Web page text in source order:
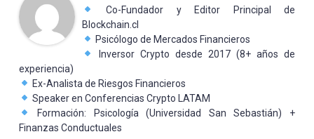
Co-Fundador y Editor Principal de
Blockchain.cl
Psicólogo de Mercados Financieros
Inversor Crypto desde 2017 (8+ años de
experiencia)
Ex-Analista de Riesgos Financieros
Speaker en Conferencias Crypto LATAM
Formación: Psicología (Universidad San Sebastián) +
Finanzas Conductuales